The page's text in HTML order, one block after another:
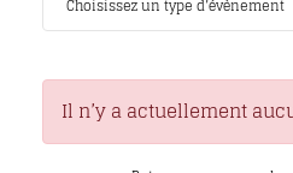
Il n’y a actuellement